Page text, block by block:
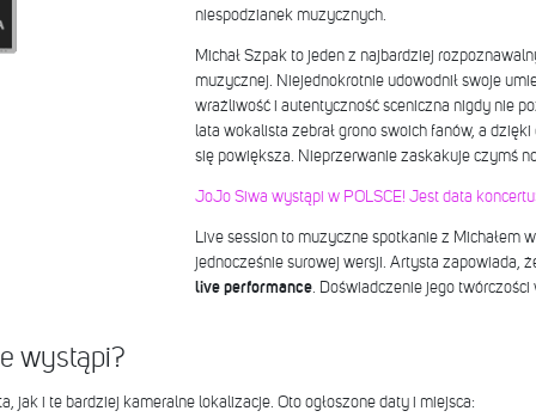
niespodzianek muzycznych.
Michał Szpak to jeden z najbardziej
muzycznej. Niejednokrotnie udowodnił swoje
wrażliwość i autentyczność sceniczna nigdy nie
lata wokalista zebrał grono swoich fanów, a
się powiększa. Nieprzerwanie zaskakuje czymś
JoJo Siwa wystąpi w POLSCE! Jest data
Live session to muzyczne spotkanie z Michałem
jednocześnie surowej wersji. Artysta zapowiada,
live performance. Doświadczenie jego
wystąpi?
jak i te bardziej kameralne lokalizacje. Oto ogłoszone daty i miejsca: